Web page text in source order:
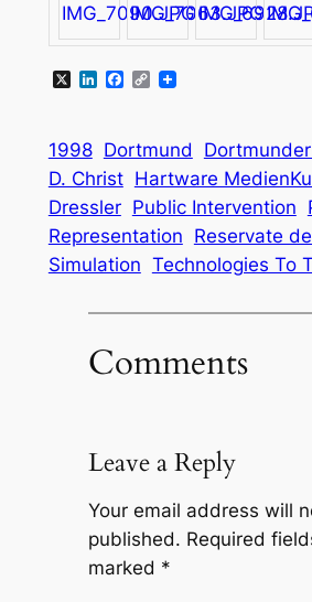
X LinkedIn
Facebook
Copy
1998 Dortmund
D. Christ Hartware
Dressler Public Intervention
Representation Reservate
Simulation Technologies To
Comments
Leave a Reply
Your email address will
published. Required
marked *